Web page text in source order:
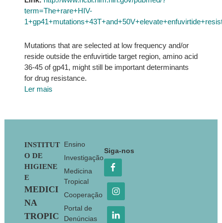
term=The+rare+HIV-
Mutations that are selected at low frequency and/or
reside outside the enfuvirtide target region, amino acid
36-45 of gp41, might still be important determinants
for drug resistance.
Ler mais
Footer
INSTITUT
O DE
HIGIENE
E
MEDICI
NA
TROPIC
Ensino
Investigação
Medicina
Tropical
Cooperação
Portal de
Denúncias
Siga-nos